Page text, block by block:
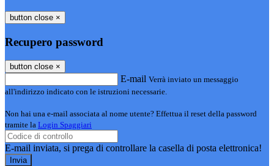
button close ×
Recupero password
button close ×
E-mail Verrà inviato un messaggio
all'indirizzo indicato con le istruzioni necessarie.
Non hai una e-mail associata al nome utente? Effettua il reset della password
tramite la Login Spaggiari
E-mail inviata, si prega di controllare la casella di posta elettronica!